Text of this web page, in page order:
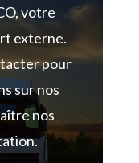
votre
externe.
pour
sur nos
nos